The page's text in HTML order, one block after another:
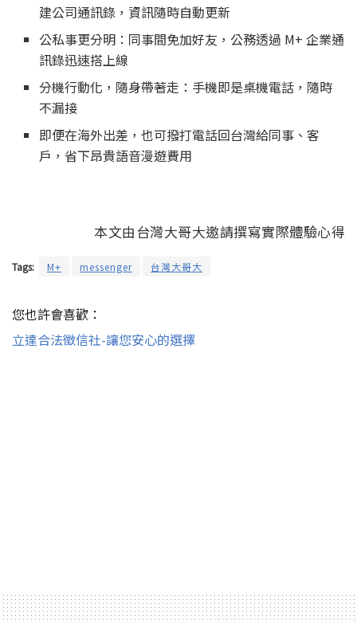
建公司通訊錄，資訊隨時自動更新
公私事更分明：同事間免加好友，公務透過 M+ 企業通
訊錄迅速搭上線
分機行動化，隨身帶著走：手機即是桌機電話，隨時
不漏接
即便在海外出差，也可撥打電話回台灣給同事、客
戶，省下昂貴語音漫遊費用
本文由台灣大哥大邀請撰寫實際體驗心得
Tags: M+ messenger 台灣大哥大
您也許會喜歡：
立達合法徵信社-讓您安心的選擇